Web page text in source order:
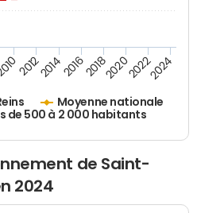
Moyenne nationale
de 500 à 2 000 habitants
2012201420162018202020222024
de Saint-
2024